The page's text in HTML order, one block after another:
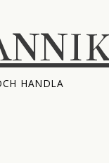
HANDLA